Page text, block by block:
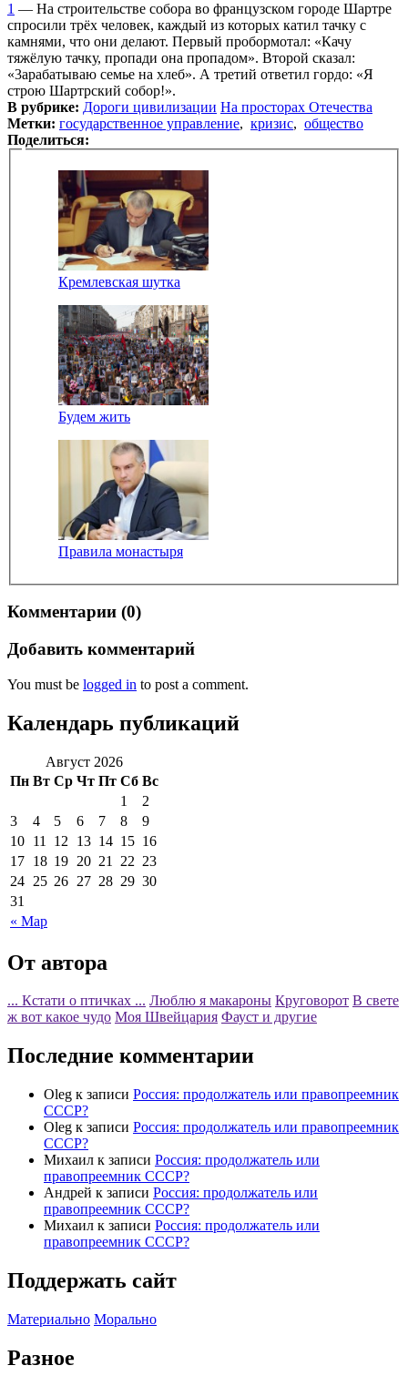
1 — На строительстве собора во французском городе Шартре
спросили трёх человек, каждый из которых катил тачку с
камнями, что они делают. Первый пробормотал: «Качу
тяжёлую тачку, пропади она пропадом». Второй сказал:
«3арабатываю семье на хлеб». А третий ответил гордо: «Я
строю Шартрский собор!».
В рубрике: Дороги цивилизации На просторах Отечества
Метки: государственное управление, кризис, общество
Поделиться:
Кремлевская шутка
Будем жить
Правила монастыря
Комментарии (0)
Добавить комментарий
You must be logged in to post a comment.
Календарь публикаций
Август 2026
Пн Вт Ср Чт Пт Сб Вс
« Мар
1
2
3
4 5 6 7 8
9
10 11 12 13 14 15 16
17 18 19 20 21 22 23
24 25 26 27 28 29 30
31
От автора
... Кстати о птичках ... Люблю я макароны Круговорот В свете
ж вот какое чудо Моя Швейцария Фауст и другие
Последние комментарии
Oleg к записи Россия: продолжатель или правопреемник
СССР?
Oleg к записи Россия: продолжатель или правопреемник
СССР?
Михаил к записи Россия: продолжатель или
правопреемник СССР?
Андрей к записи Россия: продолжатель или
правопреемник СССР?
Михаил к записи Россия: продолжатель или
правопреемник СССР?
Поддержать сайт
Материально Морально
Разное